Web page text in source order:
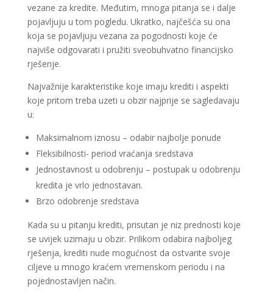
vezane za kredite. Međutim, mnoga pitanja se i dalje
pojavljuju u tom pogledu. Ukratko, najčešća su ona
koja se pojavljuju vezana za pogodnosti koje će
najviše odgovarati i pružiti sveobuhvatno financijsko
rješenje.
Najvažnije karakteristike koje imaju krediti i aspekti
koje pritom treba uzeti u obzir najprije se sagledavaju
u:
Maksimalnom iznosu – odabir najbolje ponude
Fleksibilnosti- period vraćanja sredstava
Jednostavnost u odobrenju – postupak u odobrenju
kredita je vrlo jednostavan.
Brzo odobrenje sredstava
Kada su u pitanju krediti, prisutan je niz prednosti koje
se uvijek uzimaju u obzir. Prilikom odabira najboljeg
rješenja, krediti nude mogućnost da ostvarite svoje
ciljeve u mnogo kraćem vremenskom periodu i na
pojednostavljen način.